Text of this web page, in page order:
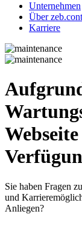
Unternehmen
Über
Karriere
Sie haben Fragen
und
Anliegen?